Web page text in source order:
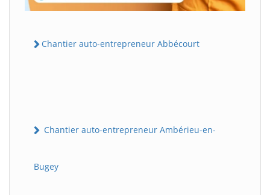
Chantier auto-entrepreneur Abbécourt
Chantier auto-entrepreneur Ambérieu-en-
Bugey